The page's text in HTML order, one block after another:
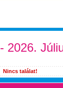
- 2026.
Nincs találat!